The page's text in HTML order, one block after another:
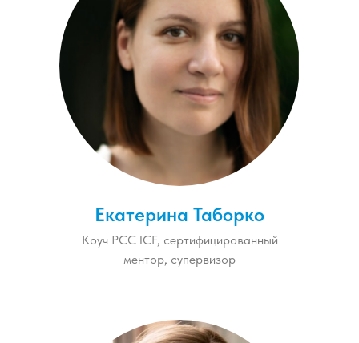
Екатерина Таборко
Коуч РСС ICF, сертифицированный
ментор, супервизор